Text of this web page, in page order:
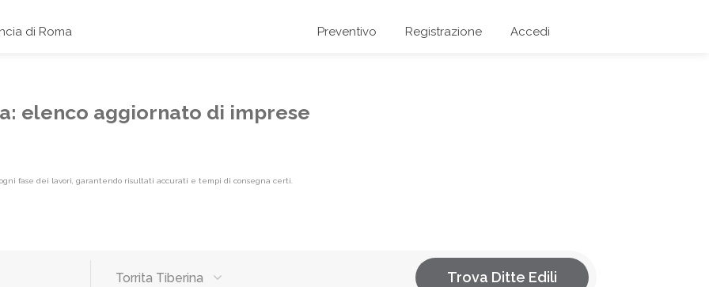
di Roma Preventivo Registrazione Accedi
elenco aggiornato di imprese
fase dei lavori, garantendo risultati accurati e tempi di consegna certi.
Torrita Tiberina Trova Ditte Edili